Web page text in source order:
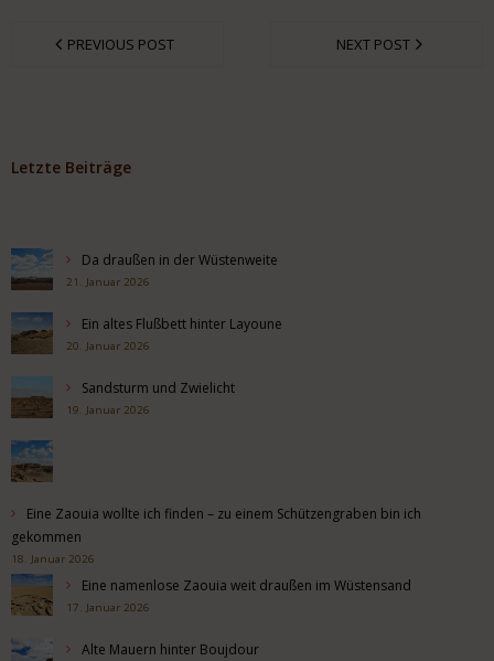
PREVIOUS POST NEXT POST
Letzte Beiträge
Da draußen in der Wüstenweite
21. Januar 2026
Ein altes Flußbett hinter Layoune
20. Januar 2026
Sandsturm und Zwielicht
19. Januar 2026
Eine Zaouia wollte ich finden – zu einem Schützengraben bin ich
gekommen
18. Januar 2026
Eine namenlose Zaouia weit draußen im Wüstensand
17. Januar 2026
Alte Mauern hinter Boujdour